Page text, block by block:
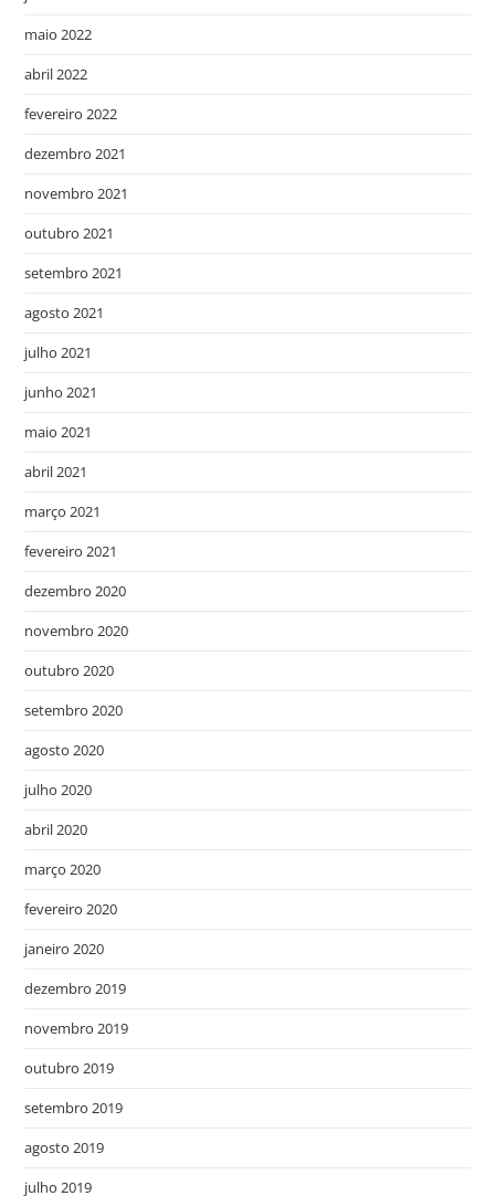
maio 2022
abril 2022
fevereiro 2022
dezembro 2021
novembro 2021
outubro 2021
setembro 2021
agosto 2021
julho 2021
junho 2021
maio 2021
abril 2021
março 2021
fevereiro 2021
dezembro 2020
novembro 2020
outubro 2020
setembro 2020
agosto 2020
julho 2020
abril 2020
março 2020
fevereiro 2020
janeiro 2020
dezembro 2019
novembro 2019
outubro 2019
setembro 2019
agosto 2019
julho 2019